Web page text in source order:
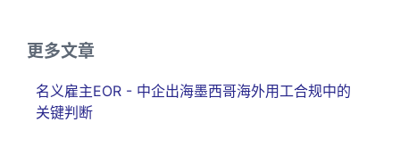
更多文章
名义雇主EOR - 中企出海墨西哥海外用工合规中的
关键判断